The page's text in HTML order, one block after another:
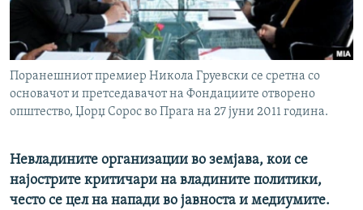
РСЕ веб страници
Поранешниот премиер Никола Груевски се сретна со
основачот и претседавачот на Фондациите отворено
општество, Џорџ Сорос во Прага на 27 јуни 2011 година.
Невладините организации во земјава, кои се
најострите критичари на владините политики,
често се цел на напади во јавноста и медиумите.